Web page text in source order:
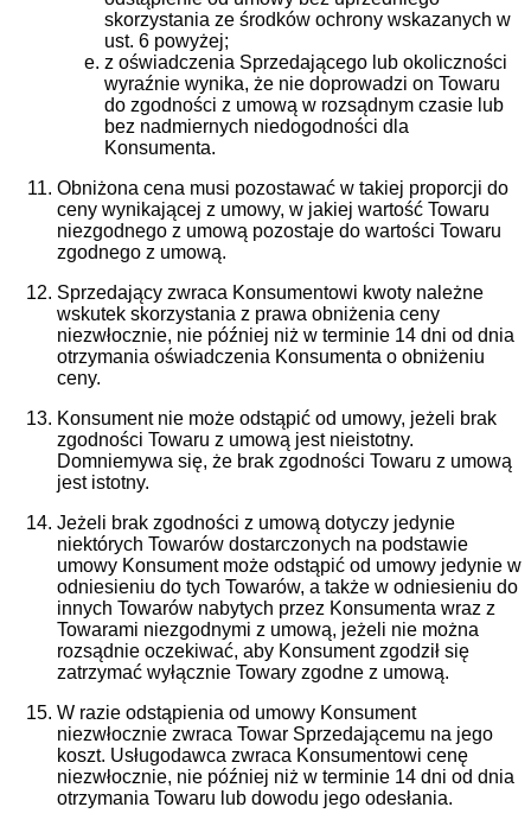
skorzystania ze środków ochrony wskazanych w
ust. 6 powyżej;
z oświadczenia Sprzedającego lub okoliczności
wyraźnie wynika, że nie doprowadzi on Towaru
do zgodności z umową w rozsądnym czasie lub
bez nadmiernych niedogodności dla
Konsumenta.
Obniżona cena musi pozostawać w takiej proporcji do
ceny wynikającej z umowy, w jakiej wartość Towaru
niezgodnego z umową pozostaje do wartości Towaru
zgodnego z umową.
Sprzedający zwraca Konsumentowi kwoty należne
wskutek skorzystania z prawa obniżenia ceny
niezwłocznie, nie później niż w terminie 14 dni od dnia
otrzymania oświadczenia Konsumenta o obniżeniu
ceny.
Konsument nie może odstąpić od umowy, jeżeli brak
zgodności Towaru z umową jest nieistotny.
Domniemywa się, że brak zgodności Towaru z umową
jest istotny.
Jeżeli brak zgodności z umową dotyczy jedynie
niektórych Towarów dostarczonych na podstawie
umowy Konsument może odstąpić od umowy jedynie w
odniesieniu do tych Towarów, a także w odniesieniu do
innych Towarów nabytych przez Konsumenta wraz z
Towarami niezgodnymi z umową, jeżeli nie można
rozsądnie oczekiwać, aby Konsument zgodził się
zatrzymać wyłącznie Towary zgodne z umową.
W razie odstąpienia od umowy Konsument
niezwłocznie zwraca Towar Sprzedającemu na jego
koszt. Usługodawca zwraca Konsumentowi cenę
niezwłocznie, nie później niż w terminie 14 dni od dnia
otrzymania Towaru lub dowodu jego odesłania.